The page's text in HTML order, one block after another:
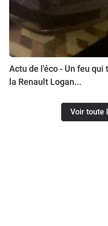
Actu de l'éco - Un feu
la Renault Logan...
Voir toute